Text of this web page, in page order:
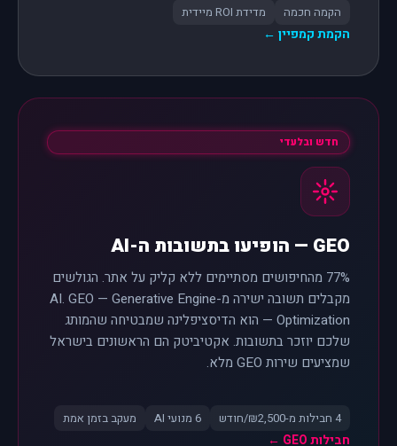
הקמה חכמה מדידת ROI מיידית
הקמת קמפיין ←
חדש ובלעדי
GEO — הופיעו בתשובות ה-AI
77% מהחיפושים מסתיימים ללא קליק על אתר. הגולשים
מקבלים תשובה ישירה מ-AI. GEO — Generative Engine
Optimization — הוא הדיסציפלינה שמבטיחה שהמותג
שלכם יוזכר בתשובות. אקטיביטק הם הראשונים בישראל
שמציעים שירות GEO מלא.
4 חבילות מ-₪2,500/חודש 6 מנועי AI מעקב בזמן אמת
חבילות GEO ←